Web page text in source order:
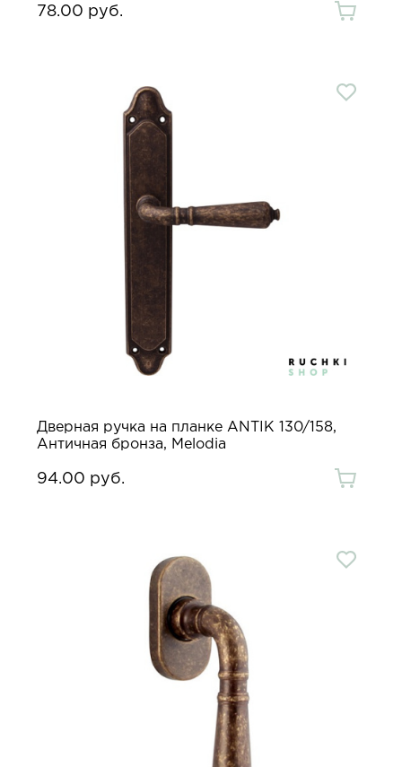
78.00 руб.
Дверная ручка на планке ANTIK 130/158,
Античная бронза, Melodia
94.00 руб.